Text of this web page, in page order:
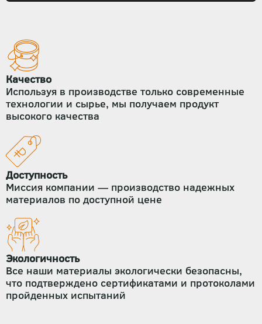
Качество
Используя в производстве только современные
технологии и сырье, мы получаем продукт
высокого качества
Доступность
Миссия компании — производство надежных
материалов по доступной цене
Экологичность
Все наши материалы экологически безопасны,
что подтверждено сертификатами и протоколами
пройденных испытаний